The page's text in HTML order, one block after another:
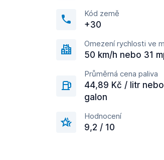
Kód země
+30
Omezení rychlosti ve
50 km/h nebo 31
Průměrná cena paliva
44,89 Kč / litr
galon
Hodnocení
9,2 / 10